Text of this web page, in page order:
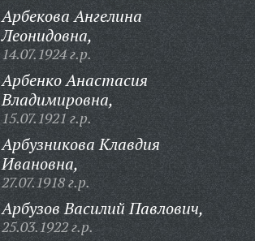
Арбекова Ангелина
Леонидовна,
14.07.1924 г.р.
Арбенко Анастасия
Владимировна,
15.07.1921 г.р.
Арбузникова Клавдия
Ивановна,
27.07.1918 г.р.
Арбузов Василий Павлович,
25.03.1922 г.р.